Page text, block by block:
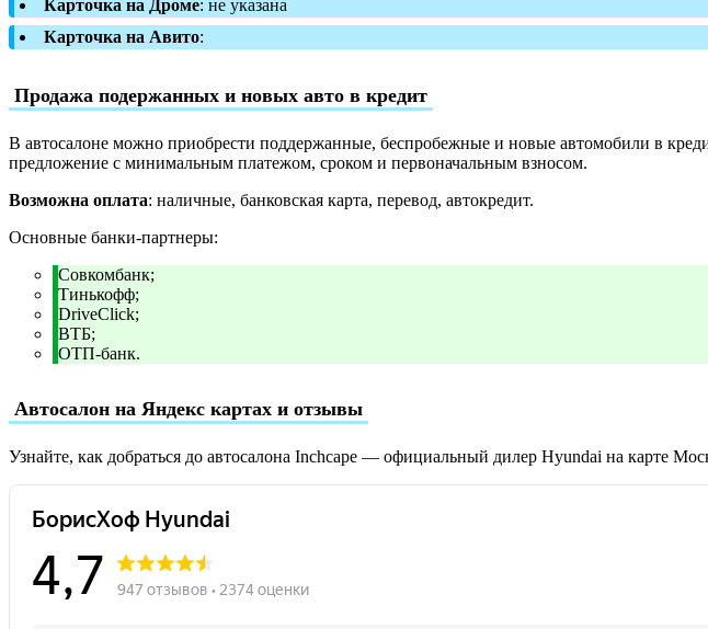
Карточка на Дроме: не указана
Карточка на Авито:
Продажа подержанных и новых авто в кредит
В автосалоне можно приобрести поддержанные, беспробежные и новые автомобили в
предложение с минимальным платежом, сроком и первоначальным взносом.
Возможна оплата: наличные, банковская карта, перевод, автокредит.
Основные банки-партнеры:
Совкомбанк;
Тинькофф;
DriveClick;
ВТБ;
ОТП-банк.
Автосалон на Яндекс картах и отзывы
Узнайте, как добраться до автосалона Inchcape — официальный дилер Hyundai на карте